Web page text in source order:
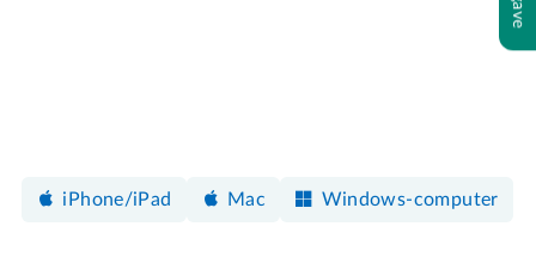
iPhone/iPad Mac Windows-computer